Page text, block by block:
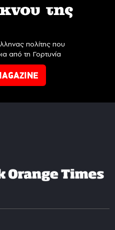
της
πολίτης που
από τη Γορτυνία